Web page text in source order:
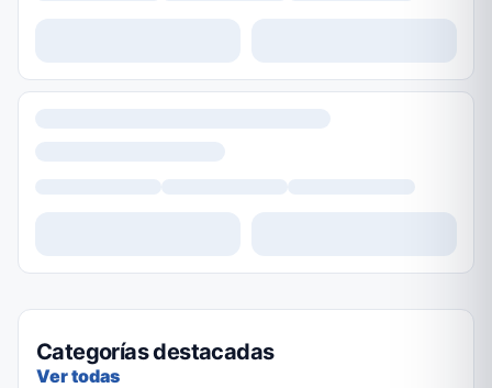
Categorías destacadas
Ver todas